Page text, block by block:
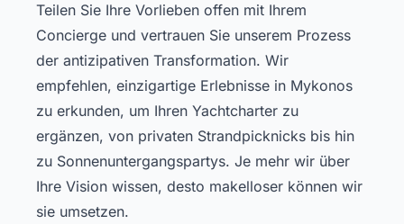
Teilen Sie Ihre Vorlieben offen mit Ihrem
Concierge und vertrauen Sie unserem Prozess
der antizipativen Transformation. Wir
empfehlen, einzigartige Erlebnisse in Mykonos
zu erkunden, um Ihren Yachtcharter zu
ergänzen, von privaten Strandpicknicks bis hin
zu Sonnenuntergangspartys. Je mehr wir über
Ihre Vision wissen, desto makelloser können wir
sie umsetzen.